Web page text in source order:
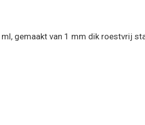
gemaakt van 1 mm dik roestvrij